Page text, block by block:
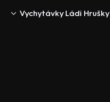
Vychytávky Ládi Hrušky